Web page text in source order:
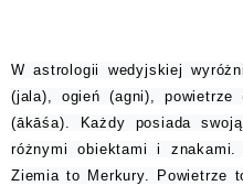
W astrologii wedyjskiej
(jala), ogień (agni),
(ākāśa). Każdy posiada
różnymi obiektami i
Ziemia to Merkury. Powietrze